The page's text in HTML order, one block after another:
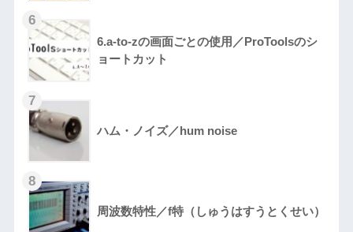
6.a-to-zの画面ごとの使用／ProToolsのシ
ョートカット
ハム・ノイズ／hum noise
周波数特性／f特（しゅうはすうとくせい）